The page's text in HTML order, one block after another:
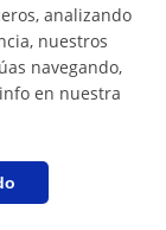
analizando
nuestros
navegando,
en nuestra